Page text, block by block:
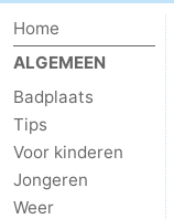
Schouwen-
Duiveland
-
Brouwershaven
-
Bruinisse
-
Home
ALGEMEEN
Badplaats
Tips
Voor kinderen
Jongeren
Weer